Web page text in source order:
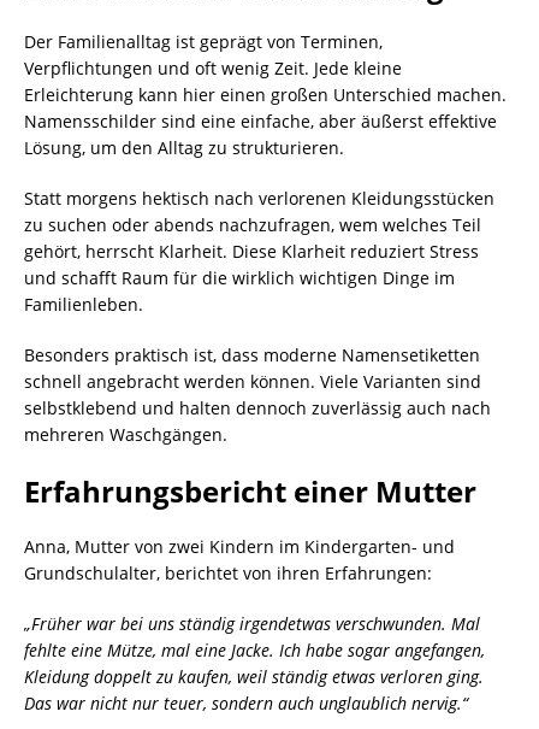
Der Familienalltag ist geprägt von Terminen,
Verpflichtungen und oft wenig Zeit. Jede kleine
Erleichterung kann hier einen großen Unterschied machen.
Namensschilder sind eine einfache, aber äußerst effektive
Lösung, um den Alltag zu strukturieren.
Statt morgens hektisch nach verlorenen Kleidungsstücken
zu suchen oder abends nachzufragen, wem welches Teil
gehört, herrscht Klarheit. Diese Klarheit reduziert Stress
und schafft Raum für die wirklich wichtigen Dinge im
Familienleben.
Besonders praktisch ist, dass moderne Namensetiketten
schnell angebracht werden können. Viele Varianten sind
selbstklebend und halten dennoch zuverlässig auch nach
mehreren Waschgängen.
Erfahrungsbericht einer Mutter
Anna, Mutter von zwei Kindern im Kindergarten- und
Grundschulalter, berichtet von ihren Erfahrungen:
„Früher war bei uns ständig irgendetwas verschwunden. Mal
fehlte eine Mütze, mal eine Jacke. Ich habe sogar angefangen,
Kleidung doppelt zu kaufen, weil ständig etwas verloren ging.
Das war nicht nur teuer, sondern auch unglaublich nervig.“